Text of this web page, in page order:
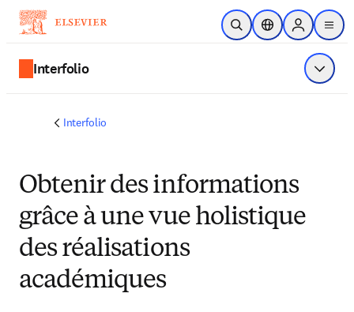
Passer au contenu principal
Ouvrir la recherche
Sélecteur de
Sign in to
menu
Interfolio
Interfolio
Obtenir des informations
grâce à une vue holistique
des réalisations
académiques